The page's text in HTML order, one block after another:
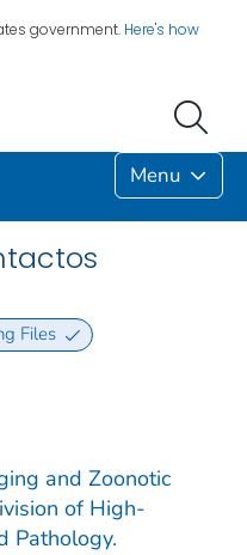
government. Here's how
Menu
Files
and Zoonotic
of High-
Pathology.